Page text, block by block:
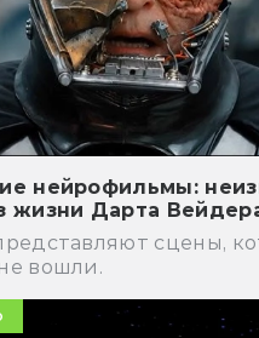
нейрофильмы:
жизни Дарта
сцены,
вошли.